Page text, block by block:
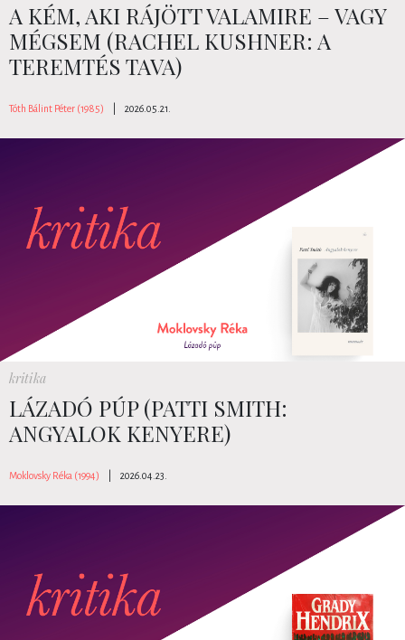
A KÉM, AKI RÁJÖTT VALAMIRE – VAGY
MÉGSEM (RACHEL KUSHNER: A ​
TEREMTÉS TAVA)
Tóth Bálint Péter (1985) 2026.05.21.
kritika
LÁZADÓ PÚP (PATTI SMITH:
ANGYALOK KENYERE)
Moklovsky Réka (1994) 2026.04.23.